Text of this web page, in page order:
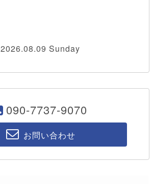
2026.08.09 Sunday
090-7737-9070
お問い合わせ